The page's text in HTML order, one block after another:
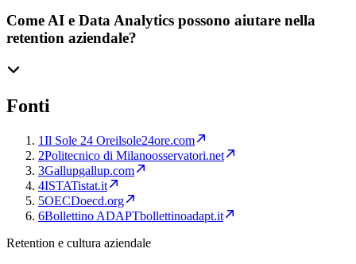
Come AI e Data Analytics possono aiutare nella
retention aziendale?
Fonti
1Il Sole 24 Oreilsole24ore.com
2Politecnico di Milanoosservatori.net
3Gallupgallup.com
4ISTATistat.it
5OECDoecd.org
6Bollettino ADAPTbollettinoadapt.it
Retention e cultura aziendale